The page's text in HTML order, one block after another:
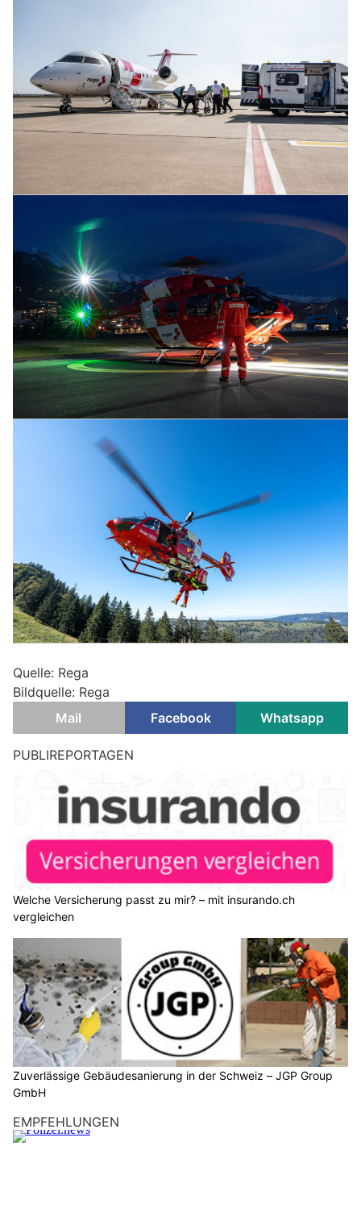
Quelle: Rega
Bildquelle: Rega
Mail
Facebook Whatsapp
PUBLIREPORTAGEN
Welche Versicherung passt zu mir? – mit insurando.ch
vergleichen
Zuverlässige Gebäudesanierung in der Schweiz – JGP Group
GmbH
EMPFEHLUNGEN